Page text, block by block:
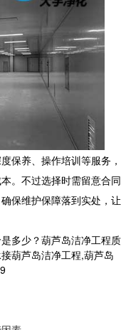
保养、操作培训等服务，
。不过选择时需留意合同
保维护保障落到实处，让
多少？葫芦岛洁净工程质
葫芦岛洁净工程,葫芦岛